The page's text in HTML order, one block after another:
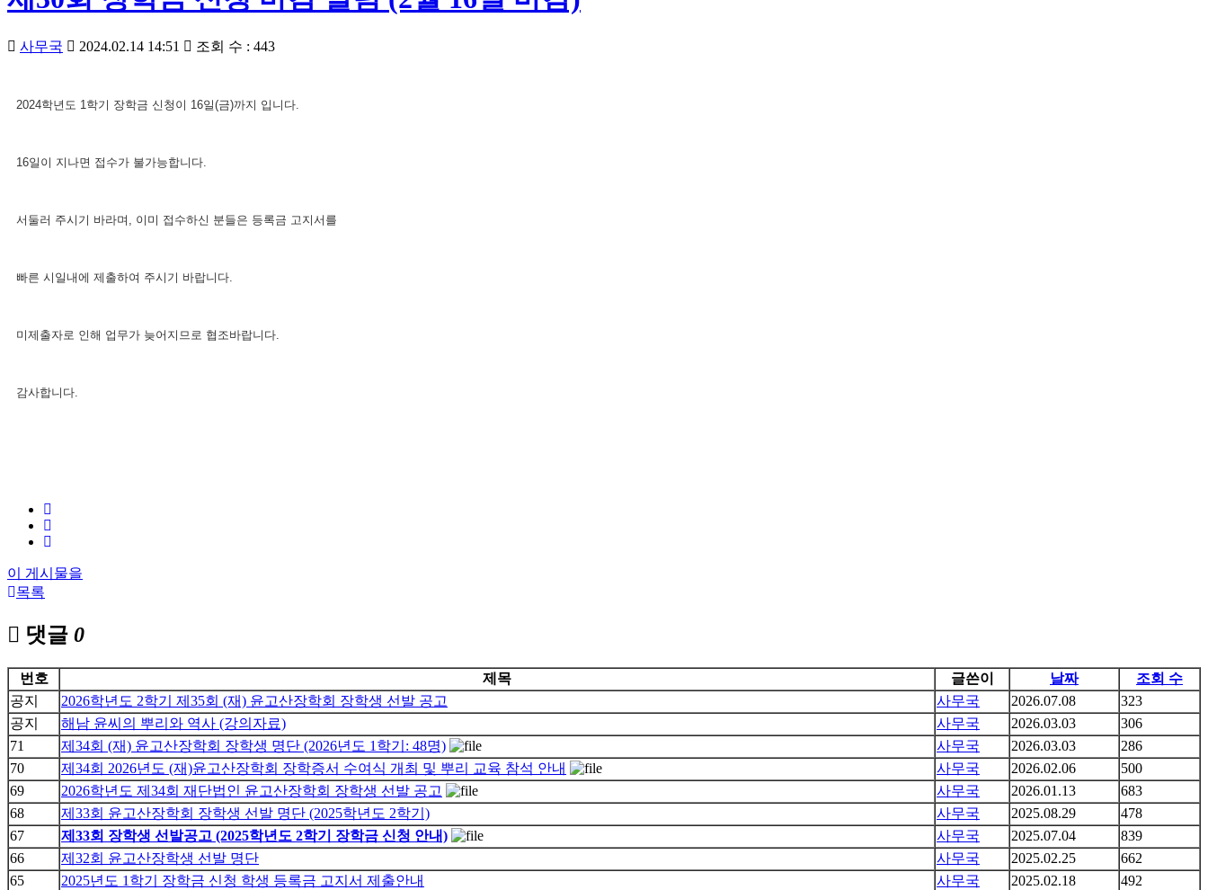
사무국 2024.02.14 14:51 조회 수 : 443
2024학년도 1학기 장학금 신청이 16일(금)까지 입니다.
16일이 지나면 접수가 불가능합니다.
서둘러 주시기 바라며, 이미 접수하신 분들은 등록금 고지서를
빠른 시일내에 제출하여 주시기 바랍니다.
미제출자로 인해 업무가 늦어지므로 협조바랍니다.
감사합니다.
이 게시물을
목록
댓글 0
번호 제목 글쓴이 날짜
조회 수
공지
2026학년도 2학기 제35회 (재) 윤고산장학회 장학생 선발 공고 사무국 2026.07.08
323
공지
해남 윤씨의 뿌리와 역사 (강의자료) 사무국 2026.03.03
306
71
제34회 (재) 윤고산장학회 장학생 명단 (2026년도 1학기: 48명) 사무국 2026.03.03
286
70
제34회 2026년도 (재)윤고산장학회 장학증서 수여식 개최 및 뿌리 교육 참석 안내 사무국 2026.02.06
500
69
2026학년도 제34회 재단법인 윤고산장학회 장학생 선발 공고 사무국 2026.01.13
683
68
제33회 윤고산장학회 장학생 선발 명단 (2025학년도 2학기) 사무국 2025.08.29
478
67
제33회 장학생 선발공고 (2025학년도 2학기 장학금 신청 안내) 사무국 2025.07.04
839
66
제32회 윤고산장학생 선발 명단 사무국 2025.02.25
662
65
2025년도 1학기 장학금 신청 학생 등록금 고지서 제출안내 사무국 2025.02.18
492